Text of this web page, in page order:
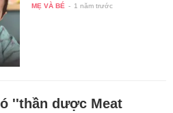
MẸ VÀ BÉ - 1 năm trước
''thần dược Meat